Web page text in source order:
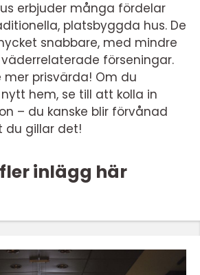
erbjuder många fördelar
platsbyggda hus. De
snabbare, med mindre
förseningar.
mer prisvärda! Om du
hem, se till att kolla in
– du kanske blir förvånad
du gillar det!
inlägg här